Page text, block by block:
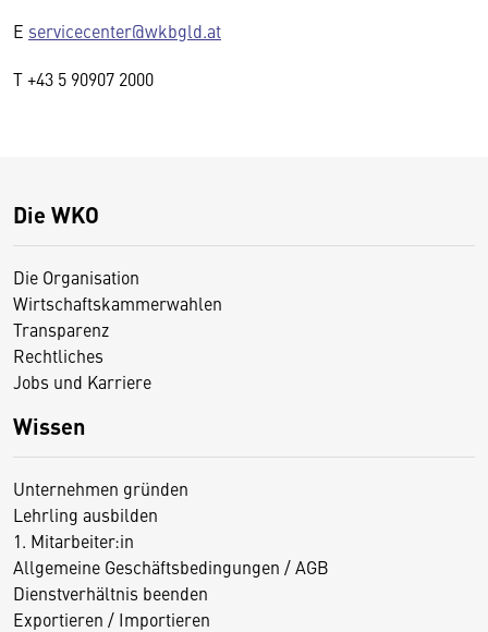
E servicecenter@wkbgld.at
T +43 5 90907 2000
Die WKO
Die Organisation
Wirtschaftskammerwahlen
Transparenz
Rechtliches
Jobs und Karriere
Wissen
Unternehmen gründen
Lehrling ausbilden
1. Mitarbeiter:in
Allgemeine Geschäftsbedingungen / AGB
Dienstverhältnis beenden
Exportieren / Importieren